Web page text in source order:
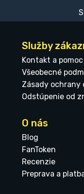
Služby
Kontakt a pomoc
Všeobecné
Zásady ochrany
Odstúpenie od
O nás
Blog
FanToken
Recenzie
Preprava a